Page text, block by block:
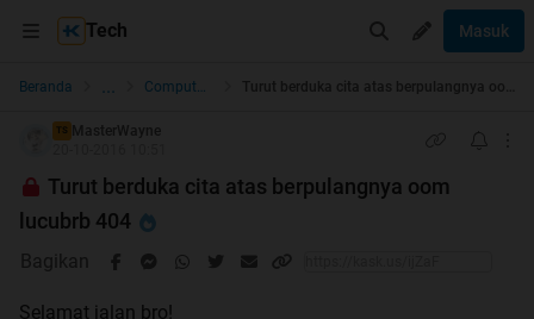
Tech Masuk
Beranda ... Computer Stuff
TS
MasterWayne
Turut berduka cita atas berpulangnya oom
lucubrb 404
Bagikan
Selamat jalan bro!